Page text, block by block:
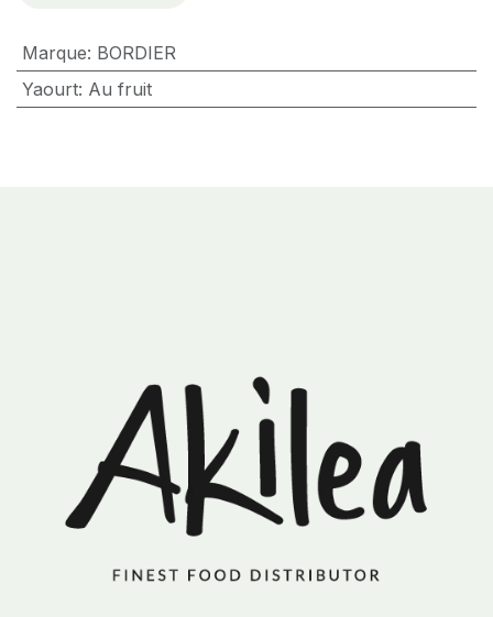
Marque: BORDIER
Yaourt: Au fruit